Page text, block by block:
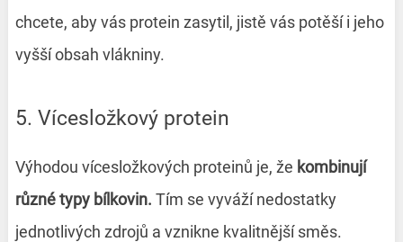
chcete, aby vás protein zasytil, jistě vás potěší i jeho
vyšší obsah vlákniny.
5. Vícesložkový protein
Výhodou vícesložkových proteinů je, že kombinují
různé typy bílkovin. Tím se vyváží nedostatky
jednotlivých zdrojů a vznikne kvalitnější směs.